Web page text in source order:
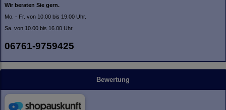
Wir beraten Sie gern.
Mo. - Fr. von 10.00 bis 19.00 Uhr.
Sa. von 10.00 bis 16.00 Uhr
06761-9759425
Bewertung